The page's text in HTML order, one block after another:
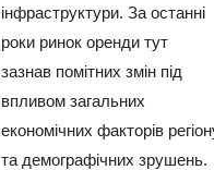
інфраструктури. За останні
роки ринок оренди тут
зазнав помітних змін під
впливом загальних
економічних факторів
та демографічних зрушень.